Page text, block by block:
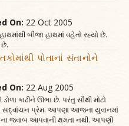
On: 22 Oct 2005
બીજા હાથમાં વહેતો રહ્યો છે.
છે.
પોતાનાં સંતાનોને
On: 22 Aug 2005
કાઢીને ઊભા છે. પરંતુ સૌથી મોટો
સદ્‌વાંચન પ્રેમ. આપણા આજના યુવાનમાં
જવાબ આપવાની ક્ષમતા નથી. આપણી